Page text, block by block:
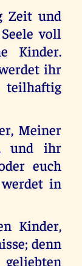
Zeit und
voll
Kinder.
ihr
teilhaftig
Meiner
und ihr
euch
in
Kinder,
denn